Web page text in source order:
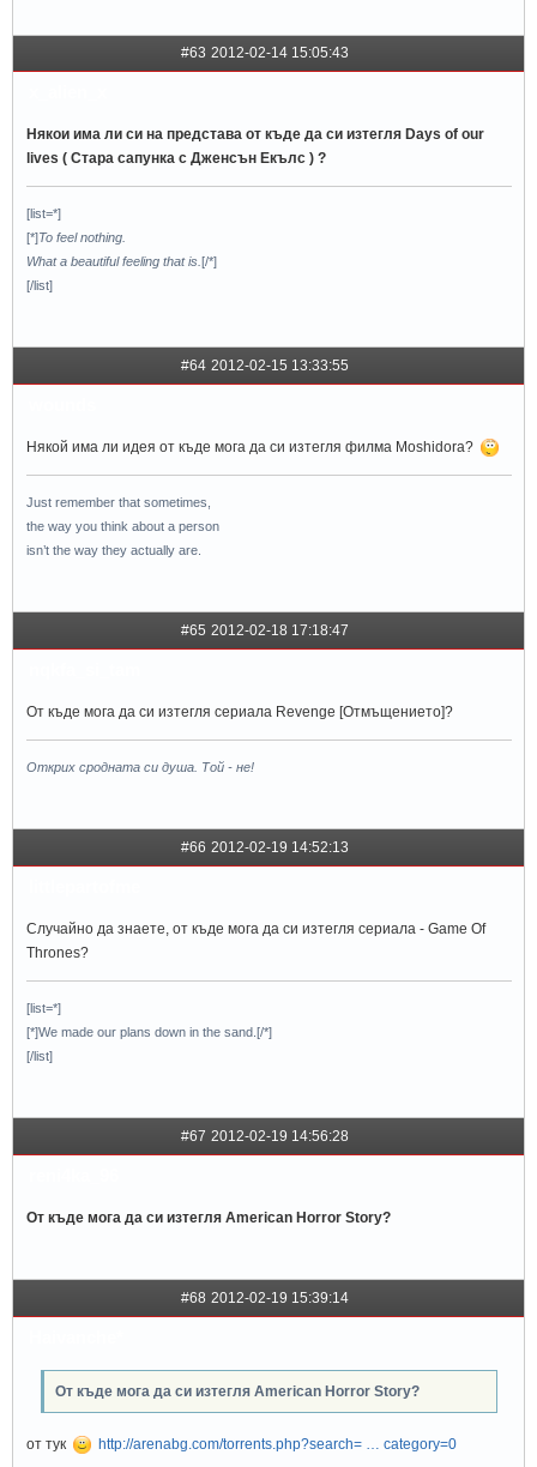
#63 2012-02-14 15:05:43
Някои има ли си на представа от къде да си изтегля Days of our
lives ( Стара сапунка с Дженсън Екълс ) ?
[list=*]
[*]To feel nothing.
What a beautiful feeling that is.[/*]
[/list]
#64 2012-02-15 13:33:55
Някой има ли идея от къде мога да си изтегля филма Moshidora?
Just remember that sometimes,
the way you think about a person
isn’t the way they actually are.
#65 2012-02-18 17:18:47
От къде мога да си изтегля сериала Revenge [Отмъщението]?
Открих сродната си душа. Той - не!
#66 2012-02-19 14:52:13
Случайно да знаете, от къде мога да си изтегля сериала - Game Of
Thrones?
[list=*]
[*]We made our plans down in the sand.[/*]
[/list]
#67 2012-02-19 14:56:28
От къде мога да си изтегля American Horror Story?
#68 2012-02-19 15:39:14
От къде мога да си изтегля American Horror Story?
от тук http://arenabg.com/torrents.php?search= … category=0